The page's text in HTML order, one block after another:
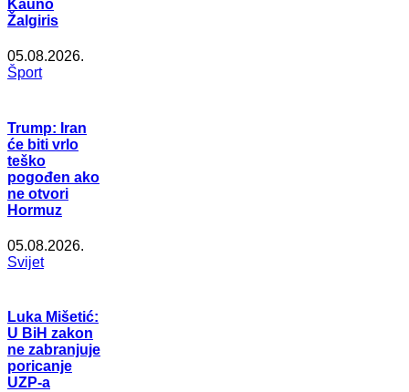
Kauno
Žalgiris
05.08.2026.
Šport
Trump: Iran
će biti vrlo
teško
pogođen ako
ne otvori
Hormuz
05.08.2026.
Svijet
Luka Mišetić:
U BiH zakon
ne zabranjuje
poricanje
UZP-a